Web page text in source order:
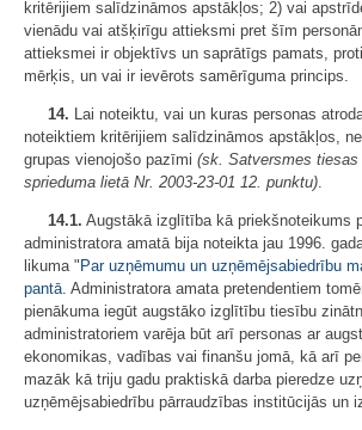
kritērijiem salīdzināmos apstākļos; 2) vai
vienādu vai atšķirīgu attieksmi pret šīm
attieksmei ir objektīvs un saprātīgs pamats,
mērķis, un vai ir ievērots samērīguma princips.
14. Lai noteiktu, vai un kuras personas
noteiktiem kritērijiem salīdzināmos apstākļos,
grupas vienojošo pazīmi (sk. Satversmes
sprieduma lietā Nr. 2003-23-01 12. punktu).
14.1. Augstākā izglītība kā priekšnoteikums
administratora amatā bija noteikta jau 1996.
likuma " Par uzņēmumu un uzņēmējsabiedrību
pantā. Administratora amata pretendentiem
pienākuma iegūt augstāko izglītību tiesību
administratoriem varēja būt arī personas ar
ekonomikas, vadības vai finanšu jomā, kā arī
mazāk kā triju gadu praktiskā darba pieredze
uzņēmējsabiedrību pārraudzības institūcijās un